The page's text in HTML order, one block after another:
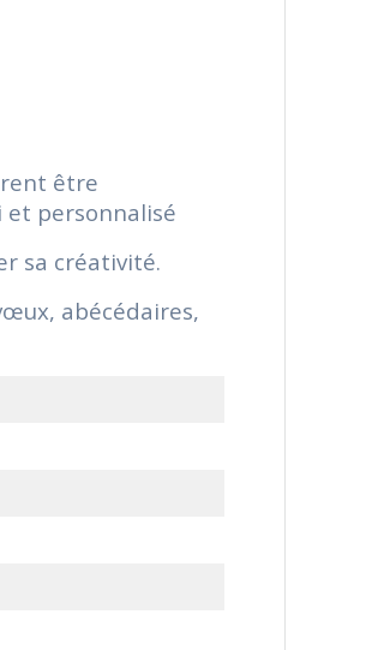
être
et personnalisé
sa créativité.
abécédaires,